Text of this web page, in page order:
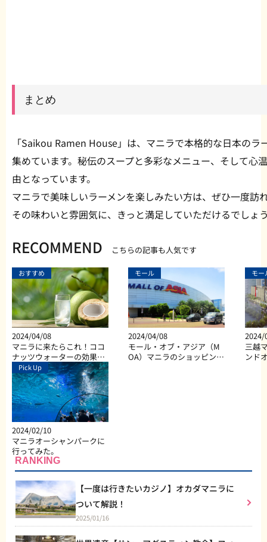
まとめ
「Saikou Ramen House」は、マニラで本格的な日本の
集めています。秘伝のスープと多彩なメニュー、そして心
由となっています。
マニラで美味しいラーメンを楽しみたい方は、ぜひ一度訪
その味わいと雰囲気に、きっと満足していただけるでしょ
RECOMMEND こちらの記事も人気です
おすすめ
2024/04/08
マニラに来たらこれ！ココ
ナッツウォーターの効果と
は？
モール
2024/04/08
モール・オブ・アジア（M
OA）マニラのショッピン
モー
2024/
三越
ンド
Pick Up
2024/02/10
マニラオーシャンパークに
行ってみた。
RANKING
【一度は行きたいカジノ】オカダマニラに
ついて解説！
2025/01/16